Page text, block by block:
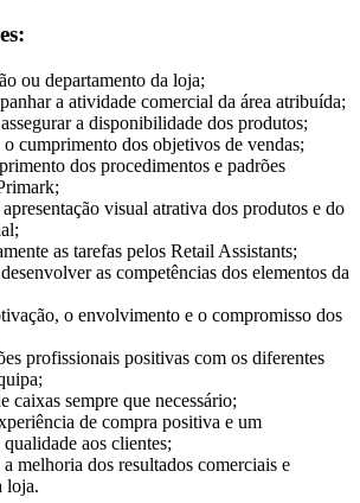
ou departamento da loja;
a atividade comercial da área atribuída;
a disponibilidade dos produtos;
cumprimento dos objetivos de vendas;
dos procedimentos e padrões
visual atrativa dos produtos e do
as tarefas pelos Retail Assistants;
as competências dos elementos da
o envolvimento e o compromisso dos
profissionais positivas com os diferentes
caixas sempre que necessário;
de compra positiva e um
aos clientes;
melhoria dos resultados comerciais e
loja.